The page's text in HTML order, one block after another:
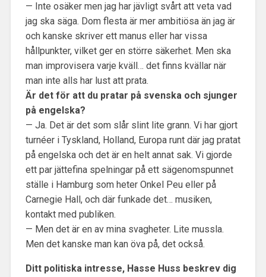
— Inte osäker men jag har jävligt svårt att veta vad
jag ska säga. Dom flesta är mer ambitiösa än jag är
och kanske skriver ett manus eller har vissa
hållpunkter, vilket ger en större säkerhet. Men ska
man improvisera varje kväll… det finns kvällar när
man inte alls har lust att prata.
Är det för att du pratar på svenska och sjunger
på engelska?
— Ja. Det är det som slår slint lite grann. Vi har gjort
turnéer i Tyskland, Holland, Europa runt där jag pratat
på engelska och det är en helt annat sak. Vi gjorde
ett par jättefina spelningar på ett sägenomspunnet
ställe i Hamburg som heter Onkel Peu eller på
Carnegie Hall, och där funkade det… musiken,
kontakt med publiken.
— Men det är en av mina svagheter. Lite mussla.
Men det kanske man kan öva på, det också.
Ditt politiska intresse, Hasse Huss beskrev dig